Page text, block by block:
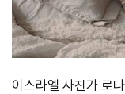
이스라엘 사진가 로